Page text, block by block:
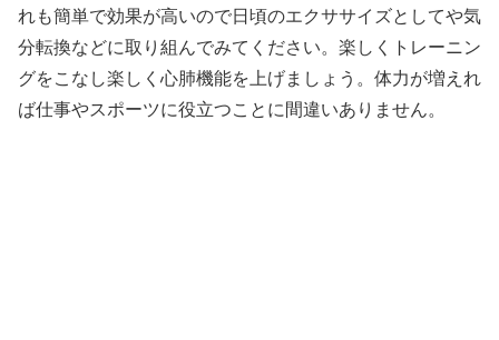
れも簡単で効果が高いので日頃のエクササイズとしてや気
分転換などに取り組んでみてください。楽しくトレーニン
グをこなし楽しく心肺機能を上げましょう。体力が増えれ
ば仕事やスポーツに役立つことに間違いありません。